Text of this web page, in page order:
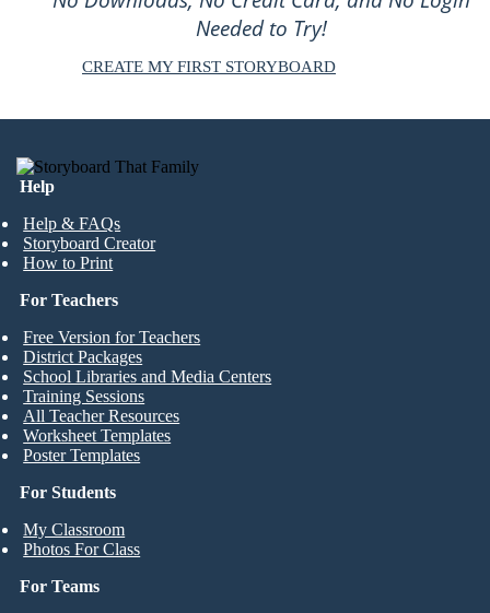
Needed to Try!
CREATE MY FIRST STORYBOARD
Help
Help & FAQs
Storyboard Creator
How to Print
For Students
My Classroom
Photos For Class
For Teachers
Free Version for Teachers
District Packages
School Libraries and Media Centers
Training Sessions
All Teacher Resources
Worksheet Templates
Poster Templates
For Teams